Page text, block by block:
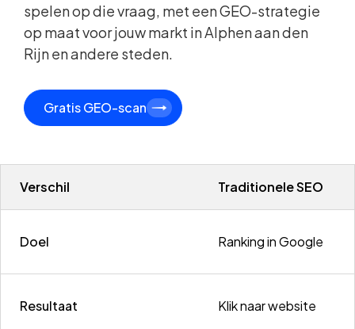
Verschil Traditionele SEO
Doel Ranking in Google
Resultaat Klik naar website
spelen op die vraag, met een GEO-strategie
op maat voor jouw markt in Alphen aan den
Rijn en andere steden.
Gratis GEO-scan